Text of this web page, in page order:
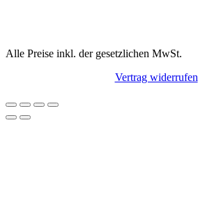
Alle Preise inkl. der gesetzlichen MwSt.
Vertrag widerrufen